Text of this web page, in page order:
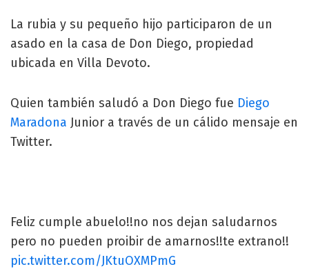
La rubia y su pequeño hijo participaron de un
asado en la casa de Don Diego, propiedad
ubicada en Villa Devoto.
Quien también saludó a Don Diego fue Diego
Maradona Junior a través de un cálido mensaje en
Twitter.
Feliz cumple abuelo!!no nos dejan saludarnos
pero no pueden proibir de amarnos!!te extrano!!
pic.twitter.com/JKtuOXMPmG